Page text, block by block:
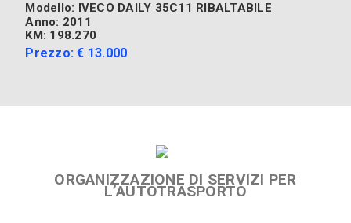
Modello: IVECO DAILY 35C11 RIBALTABILE
Anno: 2011
KM: 198.270
Prezzo: € 13.000
ORGANIZZAZIONE DI SERVIZI PER
L’AUTOTRASPORTO